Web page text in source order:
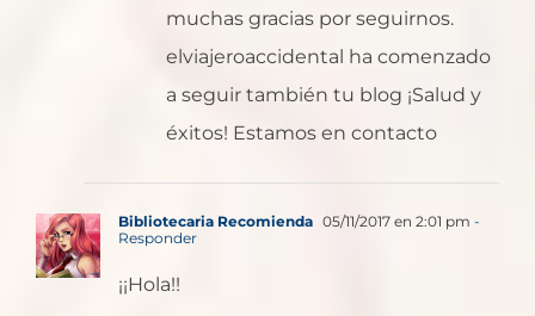
muchas gracias por seguirnos.
elviajeroaccidental ha comenzado
a seguir también tu blog ¡Salud y
éxitos! Estamos en contacto
Bibliotecaria Recomienda 05/11/2017 en 2:01 pm -
Responder
¡¡Hola!!